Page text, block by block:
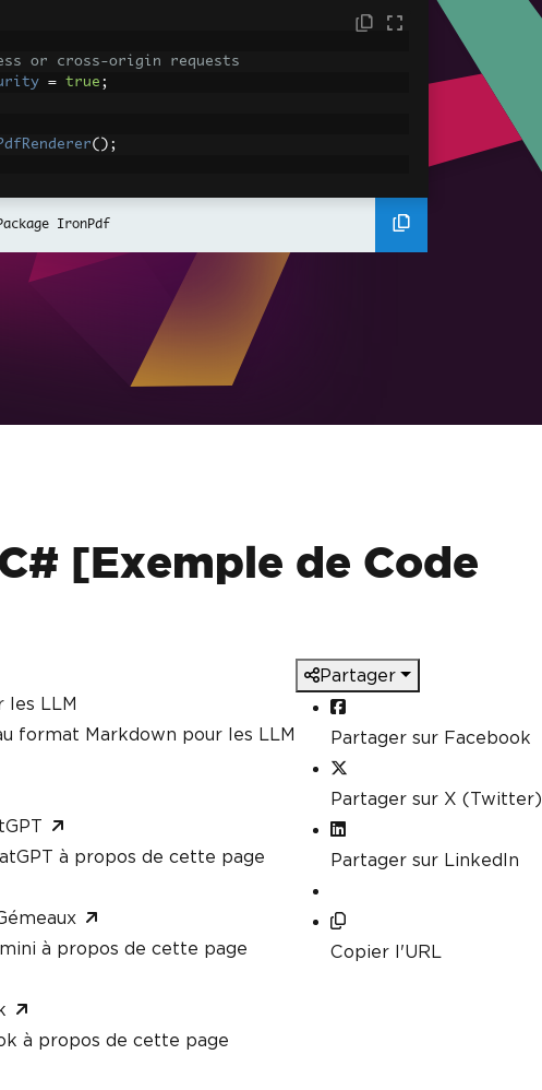
or cross-origin requests
= true ;
();
Images, CSS and JavaScript.
'C:\site\assets\' is set as the file location to
IronPdf
[Exemple de Code
les LLM
format Markdown pour les LLM
à propos de cette page
à propos de cette page
à propos de cette page
Partager
Partager sur Facebook
Partager sur X (Twitter)
Partager sur LinkedIn
Copier l'URL